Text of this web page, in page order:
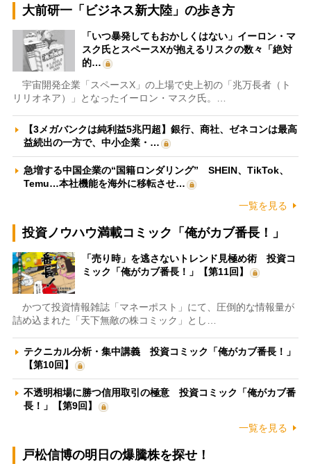
大前研一「ビジネス新大陸」の歩き方
「いつ暴発してもおかしくはない」イーロン・マ
スク氏とスペースXが抱えるリスクの数々「絶対
的…
宇宙開発企業「スペースX」の上場で史上初の「兆万長者（ト
リリオネア）」となったイーロン・マスク氏。…
【3メガバンクは純利益5兆円超】銀行、商社、ゼネコンは最高
益続出の一方で、中小企業・…
急増する中国企業の“国籍ロンダリング” SHEIN、TikTok、
Temu…本社機能を海外に移転させ…
一覧を見る
投資ノウハウ満載コミック「俺がカブ番長！」
「売り時」を逃さないトレンド見極め術 投資コ
ミック「俺がカブ番長！」【第11回】
かつて投資情報雑誌「マネーポスト」にて、圧倒的な情報量が
詰め込まれた「天下無敵の株コミック」とし…
テクニカル分析・集中講義 投資コミック「俺がカブ番長！」
【第10回】
不透明相場に勝つ信用取引の極意 投資コミック「俺がカブ番
長！」【第9回】
一覧を見る
戸松信博の明日の爆騰株を探せ！